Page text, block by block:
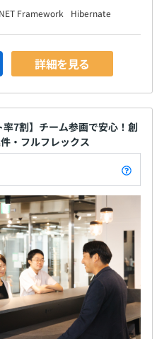
Framework Hibernate
詳細を見る
率7割】チーム参画で安心！創
・フルフレックス